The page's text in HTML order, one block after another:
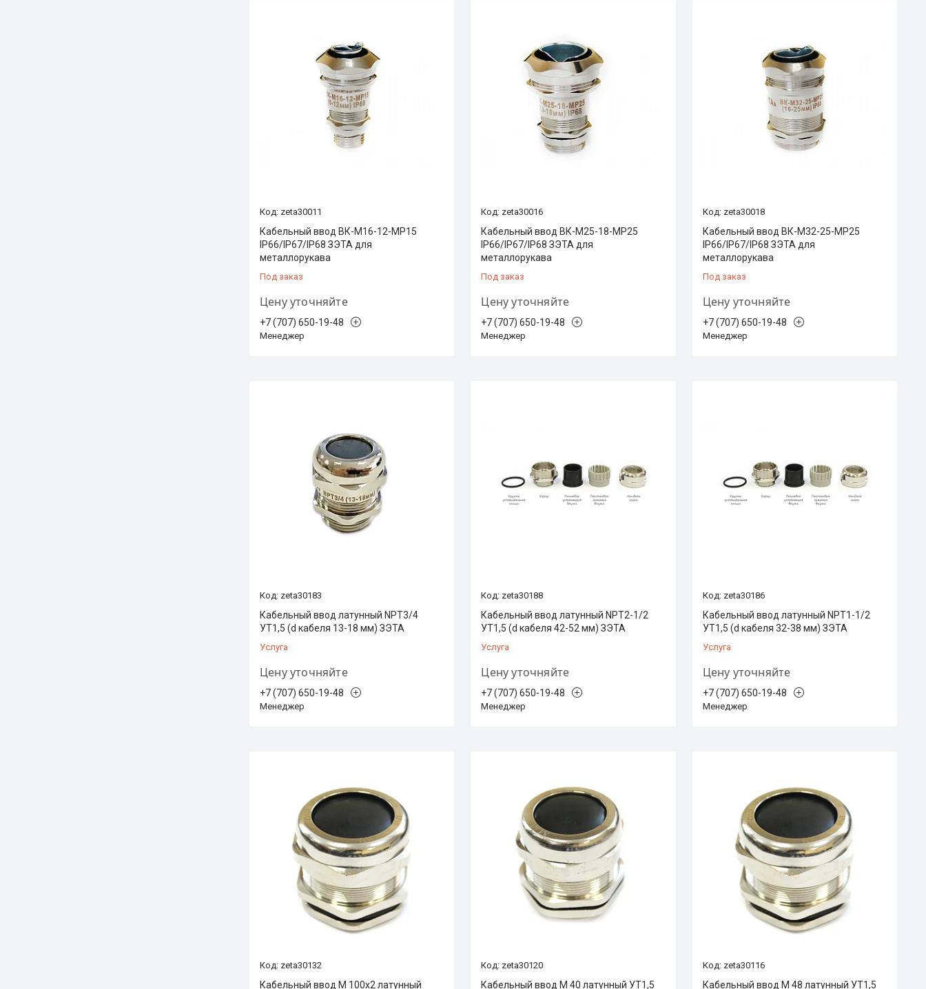
zeta30011
Кабельный ввод ВК-М16-12-МР15
IP66/IP67/IP68 ЗЭТА для
металлорукава
Под заказ
Цену уточняйте
+7 (707) 650-19-48
Менеджер
zeta30016
Кабельный ввод ВК-М25-18-МР25
IP66/IP67/IP68 ЗЭТА для
металлорукава
Под заказ
Цену уточняйте
+7 (707) 650-19-48
Менеджер
zeta30018
Кабельный ввод ВК-М32-25-МР25
IP66/IP67/IP68 ЗЭТА для
металлорукава
Под заказ
Цену уточняйте
+7 (707) 650-19-48
Менеджер
zeta30183
Кабельный ввод латунный NPT3/4
УТ1,5 (d кабеля 13-18 мм) ЗЭТА
Услуга
Цену уточняйте
+7 (707) 650-19-48
Менеджер
zeta30188
Кабельный ввод латунный NPT2-1/2
УТ1,5 (d кабеля 42-52 мм) ЗЭТА
Услуга
Цену уточняйте
+7 (707) 650-19-48
Менеджер
zeta30186
Кабельный ввод латунный NPT1-1/2
УТ1,5 (d кабеля 32-38 мм) ЗЭТА
Услуга
Цену уточняйте
+7 (707) 650-19-48
Менеджер
zeta30132
Кабельный ввод М 100х2 латунный
zeta30120
Кабельный ввод М 40 латунный УТ1,5
zeta30116
Кабельный ввод М 48 латунный УТ1,5